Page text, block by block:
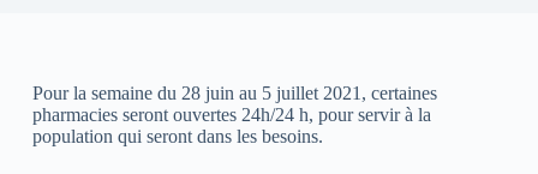
Pour la semaine du 28 juin au 5 juillet 2021, certaines
pharmacies seront ouvertes 24h/24 h, pour servir à la
population qui seront dans les besoins.